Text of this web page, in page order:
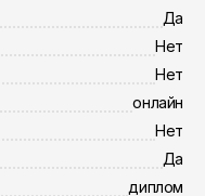
Да
Нет
Нет
онлайн
Нет
Да
диплом